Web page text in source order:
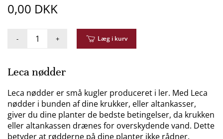
0,00 DKK
- + Læg i kurv
Leca nødder
Leca nødder er små kugler produceret i ler. Med Leca
nødder i bunden af dine krukker, eller altankasser,
giver du dine planter de bedste betingelser, da krukken
eller altankassen drænes for overskydende vand. Dette
betyder at rødderne på dine planter ikke rådner.